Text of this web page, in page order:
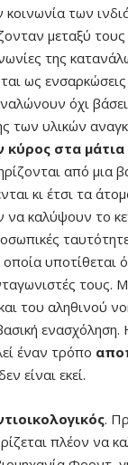
κοινωνία των
μεταξύ
της
ως
όχι βάσει
των υλικών
στα
από μια
κι έτσι τα
καλύψουν το
υποτίθεται
τους.
του αληθινού
ενασχόληση.
έναν τρόπο
είναι εκεί.
.
πλέον να